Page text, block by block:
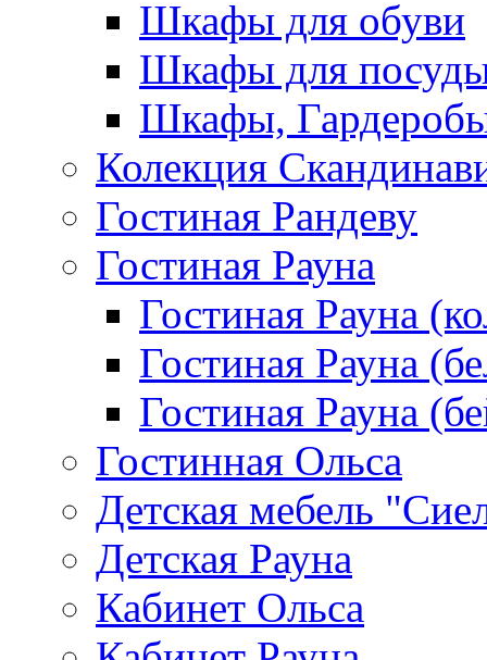
Шкафы для обуви
Шкафы для
Шкафы,
Колекция
Гостиная Рандеву
Гостиная Рауна
Гостиная Рауна
Гостиная Рауна
Гостиная Рауна
Гостинная Ольса
Детская мебель
Детская Рауна
Кабинет Ольса